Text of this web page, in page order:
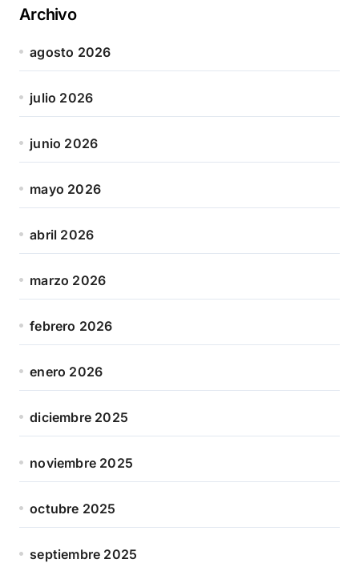
Archivo
agosto 2026
julio 2026
junio 2026
mayo 2026
abril 2026
marzo 2026
febrero 2026
enero 2026
diciembre 2025
noviembre 2025
octubre 2025
septiembre 2025